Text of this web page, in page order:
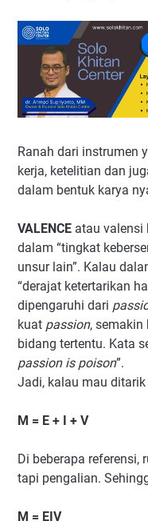
Ranah dari instrumen
kerja, ketelitian dan
dalam bentuk karya
VALENCE atau valensi
dalam “tingkat
unsur lain”. Kalau
“derajat ketertarikan
dipengaruhi dari
kuat passion, semakin
bidang tertentu. Kata
passion is poison”.
Jadi, kalau mau
M = E + I + V
Di beberapa referensi,
tapi pengalian.
M = EIV